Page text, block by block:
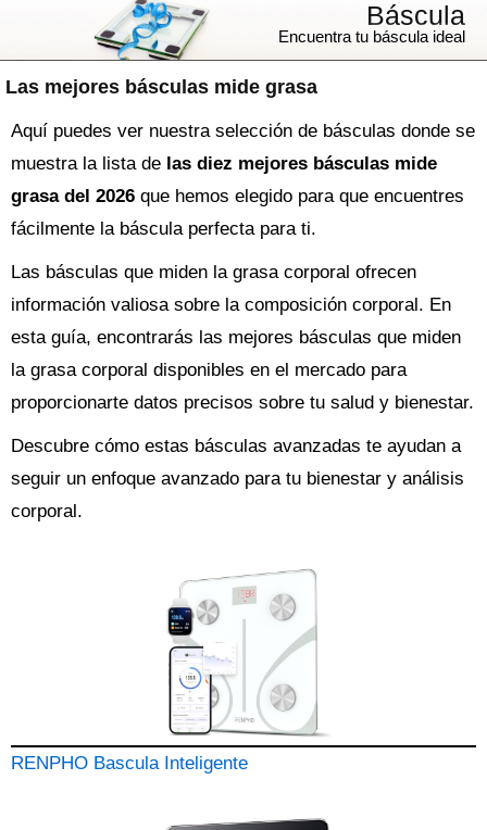
Las mejores básculas mide grasa
Báscula
Encuentra tu báscula ideal
Aquí puedes ver nuestra selección de básculas donde se
muestra la lista de las diez mejores básculas mide
grasa del 2026 que hemos elegido para que encuentres
fácilmente la báscula perfecta para ti.
Las básculas que miden la grasa corporal ofrecen
información valiosa sobre la composición corporal. En
esta guía, encontrarás las mejores básculas que miden
la grasa corporal disponibles en el mercado para
proporcionarte datos precisos sobre tu salud y bienestar.
Descubre cómo estas básculas avanzadas te ayudan a
seguir un enfoque avanzado para tu bienestar y análisis
corporal.
RENPHO Bascula Inteligente